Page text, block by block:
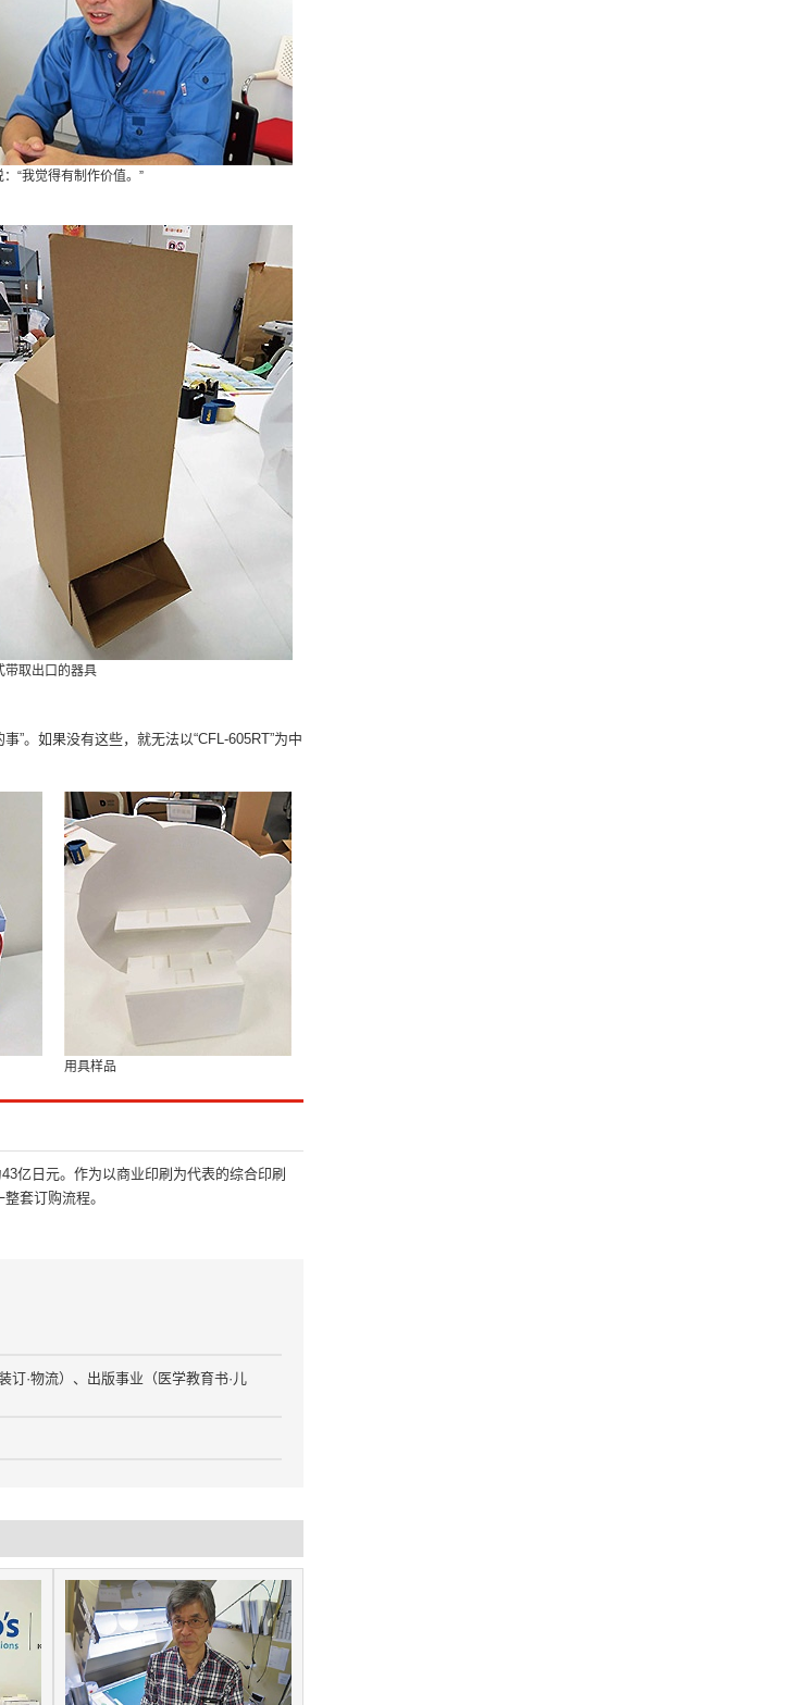
：“我觉得有制作价值。”
带取出口的器具
”。如果没有这些，就无法以“CFL-605RT”为中
用具样品
亿日元。作为以商业印刷为代表的综合印刷
套订购流程。
订·物流）、出版事业（医学教育书·儿